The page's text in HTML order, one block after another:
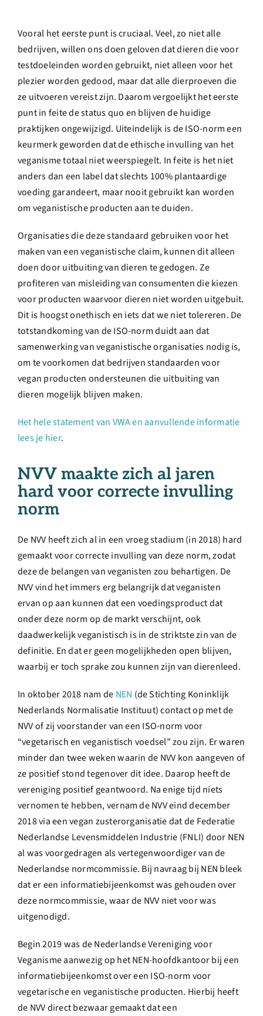
Vooral het eerste punt is cruciaal. Veel, zo niet alle
bedrijven, willen ons doen geloven dat dieren die voor
testdoeleinden worden gebruikt, niet alleen voor het
plezier worden gedood, maar dat alle dierproeven die
ze uitvoeren vereist zijn. Daarom vergoelijkt het eerste
punt in feite de status quo en blijven de huidige
praktijken ongewijzigd. Uiteindelijk is de ISO-norm een
keurmerk geworden dat de ethische invulling van het
veganisme totaal niet weerspiegelt. In feite is het niet
anders dan een label dat slechts 100% plantaardige
voeding garandeert, maar nooit gebruikt kan worden
om veganistische producten aan te duiden.
Organisaties die deze standaard gebruiken voor het
maken van een veganistische claim, kunnen dit alleen
doen door uitbuiting van dieren te gedogen. Ze
profiteren van misleiding van consumenten die kiezen
voor producten waarvoor dieren niet worden uitgebuit.
Dit is hoogst onethisch en iets dat we niet tolereren. De
totstandkoming van de ISO-norm duidt aan dat
samenwerking van veganistische organisaties nodig is,
om te voorkomen dat bedrijven standaarden voor
vegan producten ondersteunen die uitbuiting van
dieren mogelijk blijven maken.
Het hele statement van VWA en aanvullende informatie
lees je hier.
NVV maakte zich al jaren
hard voor correcte invulling
norm
De NVV heeft zich al in een vroeg stadium (in 2018) hard
gemaakt voor correcte invulling van deze norm, zodat
deze de belangen van veganisten zou behartigen. De
NVV vind het immers erg belangrijk dat veganisten
ervan op aan kunnen dat een voedingsproduct dat
onder deze norm op de markt verschijnt, ook
daadwerkelijk veganistisch is in de striktste zin van de
definitie. En dat er geen mogelijkheden open blijven,
waarbij er toch sprake zou kunnen zijn van dierenleed.
In oktober 2018 nam de NEN (de Stichting Koninklijk
Nederlands Normalisatie Instituut) contact op met de
NVV of zij voorstander van een ISO-norm voor
“vegetarisch en veganistisch voedsel” zou zijn. Er waren
minder dan twee weken waarin de NVV kon aangeven of
ze positief stond tegenover dit idee. Daarop heeft de
vereniging positief geantwoord. Na enige tijd niets
vernomen te hebben, vernam de NVV eind december
2018 via een vegan zusterorganisatie dat de Federatie
Nederlandse Levensmiddelen Industrie (FNLI) door NEN
al was voorgedragen als vertegenwoordiger van de
Nederlandse normcommissie. Bij navraag bij NEN bleek
dat er een informatiebijeenkomst was gehouden over
deze normcommissie, waar de NVV niet voor was
uitgenodigd.
Begin 2019 was de Nederlandse Vereniging voor
Veganisme aanwezig op het NEN-hoofdkantoor bij een
informatiebijeenkomst over een ISO-norm voor
vegetarische en veganistische producten. Hierbij heeft
de NVV direct bezwaar gemaakt dat een